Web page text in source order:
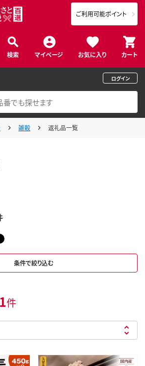
検索 マイページ お気に入り カート
ご利用可能ポイント
ログイン
雑穀 返礼品一覧
条件で絞り込む
件